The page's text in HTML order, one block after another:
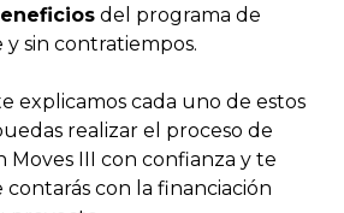
del programa de
sin contratiempos.
explicamos cada uno de estos
realizar el proceso de
Moves III con confianza y te
con la financiación